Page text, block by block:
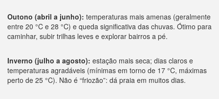
Outono (abril a junho): temperaturas mais amenas (geralmente
entre 20 °C e 28 °C) e queda significativa das chuvas. Ótimo para
caminhar, subir trilhas leves e explorar bairros a pé.
Inverno (julho a agosto): estação mais seca; dias claros e
temperaturas agradáveis (mínimas em torno de 17 °C, máximas
perto de 25 °C). Não é “friozão”: dá praia em muitos dias.